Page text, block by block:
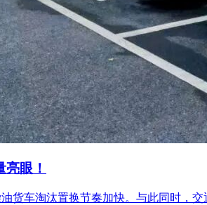
）、“中国政府采购”网（
现场查询信用信息，网页截屏打印，
情况说明》）由采购人授权的经办人签
对列入失信被执行人、重大税收违法
眼！
货车淘汰置换节奏加快。与此同时，